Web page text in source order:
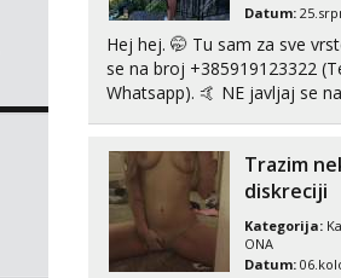
Datum:
Hej hej. 🤭 Tu sam za sve
se na broj +385919123322
Whatsapp). 🤙 NE
Trazim
diskreciji
Kategorija:
ONA
Datum: